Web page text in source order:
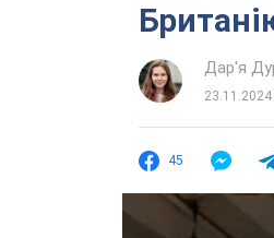
Дар'я
45